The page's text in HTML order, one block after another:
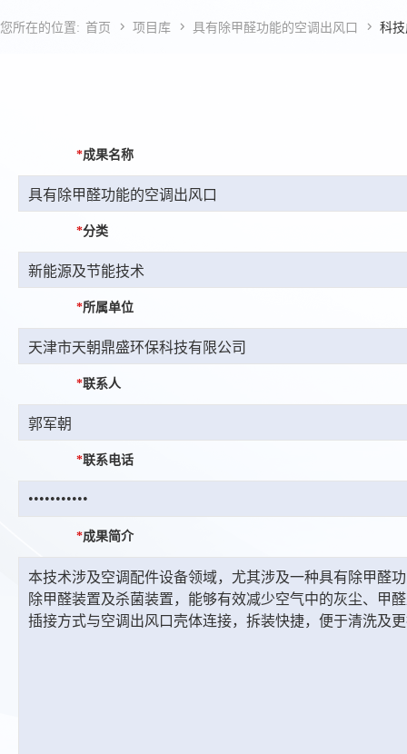
您所在的位置: 首页  项目库  具有除甲醛功能的空调出风口  科
*成果名称
*分类
*所属单位
*联系人
*联系电话
*成果简介